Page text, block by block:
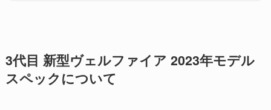
3代目 新型ヴェルファイア 2023年モデル
スペックについて